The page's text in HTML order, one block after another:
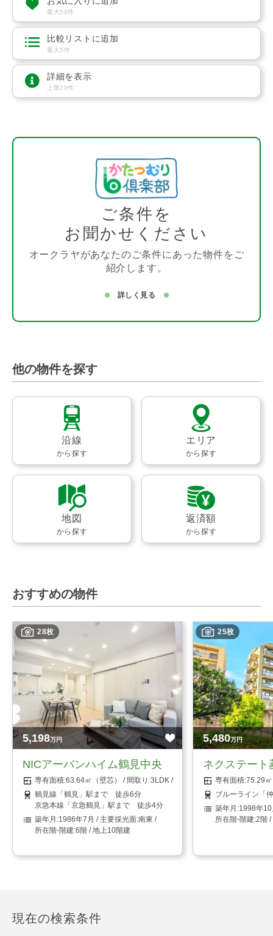
最大50件
比較リストに追加
最大5件
詳細を表示
上限20件
ご条件を
お聞かせください
オークラヤがあなたのご条件にあった物件をご
紹介します。
詳しく見る
他の物件を探す
沿線
から探す
エリア
から探す
地図
から探す
返済額
から探す
おすすめの物件
28枚
5,198万円
NICアーバンハイム鶴見中央
63.64㎡（壁芯）
3LDK
鶴見線「鶴見」駅まで 徒歩6分
京急本線「京急鶴見」駅まで 徒歩4分
1986年7月
南東
6階 / 地上10階建
25枚
5,480万円
ネクステート
75.29
ブルーライン「
1998年10
2階 /
現在の検索条件